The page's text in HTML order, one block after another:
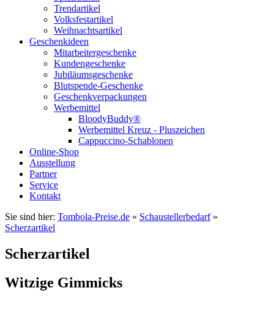
Trendartikel
Volksfestartikel
Weihnachtsartikel
Geschenkideen
Mitarbeitergeschenke
Kundengeschenke
Jubiläumsgeschenke
Blutspende-Geschenke
Geschenkverpackungen
Werbemittel
BloodyBuddy®
Werbemittel Kreuz - Pluszeichen
Cappuccino-Schablonen
Online-Shop
Ausstellung
Partner
Service
Kontakt
Sie sind hier: Tombola-Preise.de » Schaustellerbedarf»
Scherzartikel
Scherzartikel
Witzige Gimmicks